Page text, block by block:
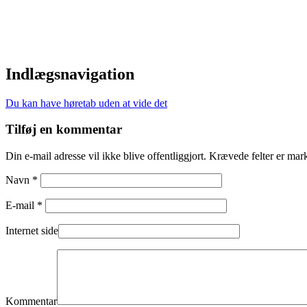
Indlægsnavigation
Du kan have høretab uden at vide det
Tilføj en kommentar
Din e-mail adresse vil ikke blive offentliggjort. Krævede felter er
Navn *
E-mail *
Internet side
Kommentar